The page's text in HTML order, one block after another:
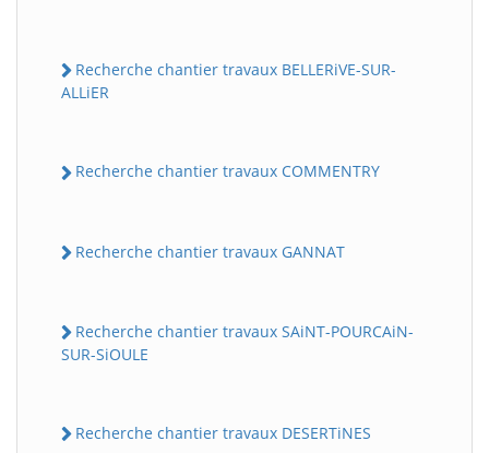
Recherche chantier travaux BELLERiVE-SUR-
ALLiER
Recherche chantier travaux COMMENTRY
Recherche chantier travaux GANNAT
Recherche chantier travaux SAiNT-POURCAiN-
SUR-SiOULE
Recherche chantier travaux DESERTiNES